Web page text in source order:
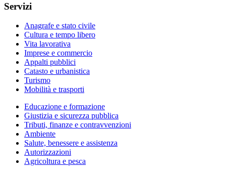
Servizi
Anagrafe e stato civile
Cultura e tempo libero
Vita lavorativa
Imprese e commercio
Appalti pubblici
Catasto e urbanistica
Turismo
Mobilità e trasporti
Educazione e formazione
Giustizia e sicurezza pubblica
Tributi, finanze e contravvenzioni
Ambiente
Salute, benessere e assistenza
Autorizzazioni
Agricoltura e pesca